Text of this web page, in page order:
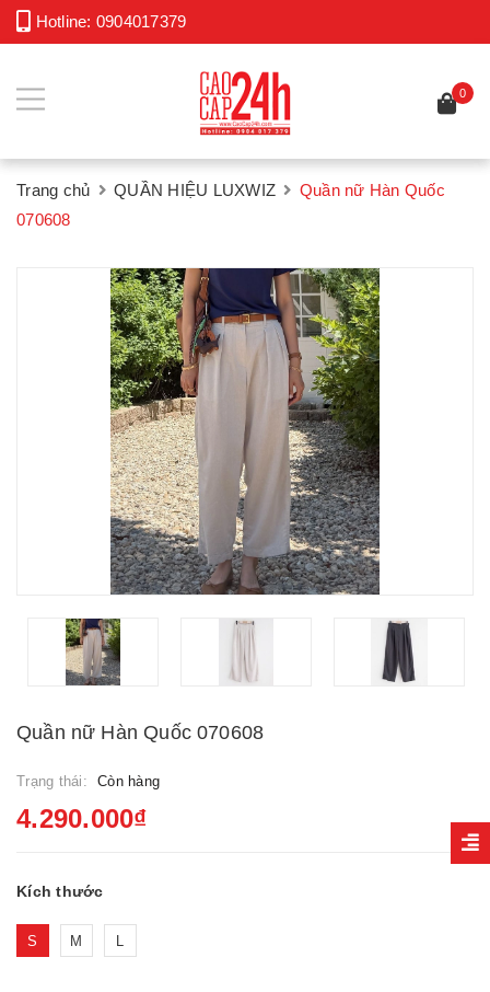
Hotline: 0904017379
0
Trang chủ QUẦN HIỆU LUXWIZ
Quần nữ Hàn Quốc
070608
Quần nữ Hàn Quốc 070608
Trạng thái: Còn hàng
4.290.000₫
Kích thước
S M L